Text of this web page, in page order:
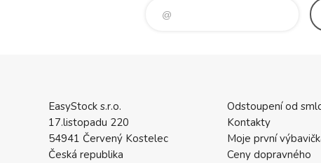
EasyStock s.r.o.
17.listopadu 220
54941 Červený Kostelec
Česká republika
Odstoupení od
Kontakty
Moje první
Ceny dopravného